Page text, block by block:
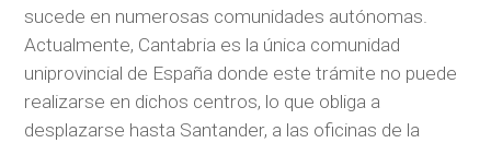
sucede en numerosas comunidades autónomas.
Actualmente, Cantabria es la única comunidad
uniprovincial de España donde este trámite no puede
realizarse en dichos centros, lo que obliga a
desplazarse hasta Santander, a las oficinas de la